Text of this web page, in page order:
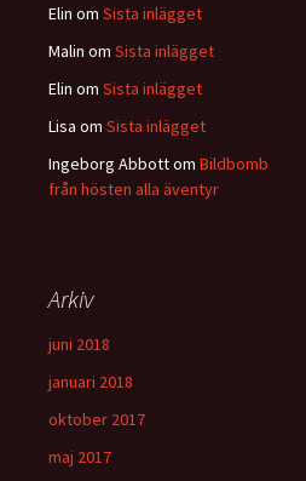
Elin om Sista inlägget
Malin om Sista inlägget
Elin om Sista inlägget
Lisa om Sista inlägget
Ingeborg Abbottom Bildbomb
från hösten alla äventyr
Arkiv
juni 2018
januari 2018
oktober 2017
maj 2017